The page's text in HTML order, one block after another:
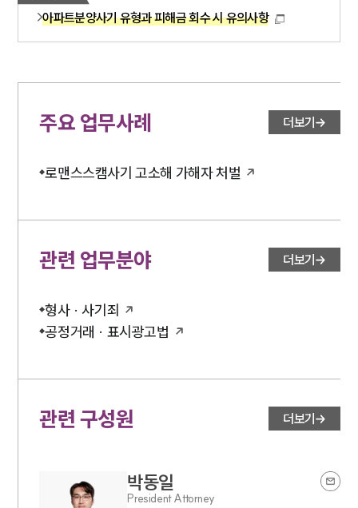
아파트분양사기 유형과 피해금 회수 시 유의사항
주요 업무사례 더보기
로맨스스캠사기 고소해 가해자 처벌
관련 업무분야 더보기
형사 · 사기죄
공정거래 · 표시광고법
관련 구성원 더보기
박동일
President Attorney